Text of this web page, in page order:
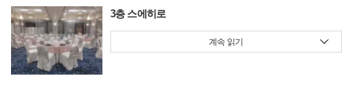
3층 스에히로
계속 읽기